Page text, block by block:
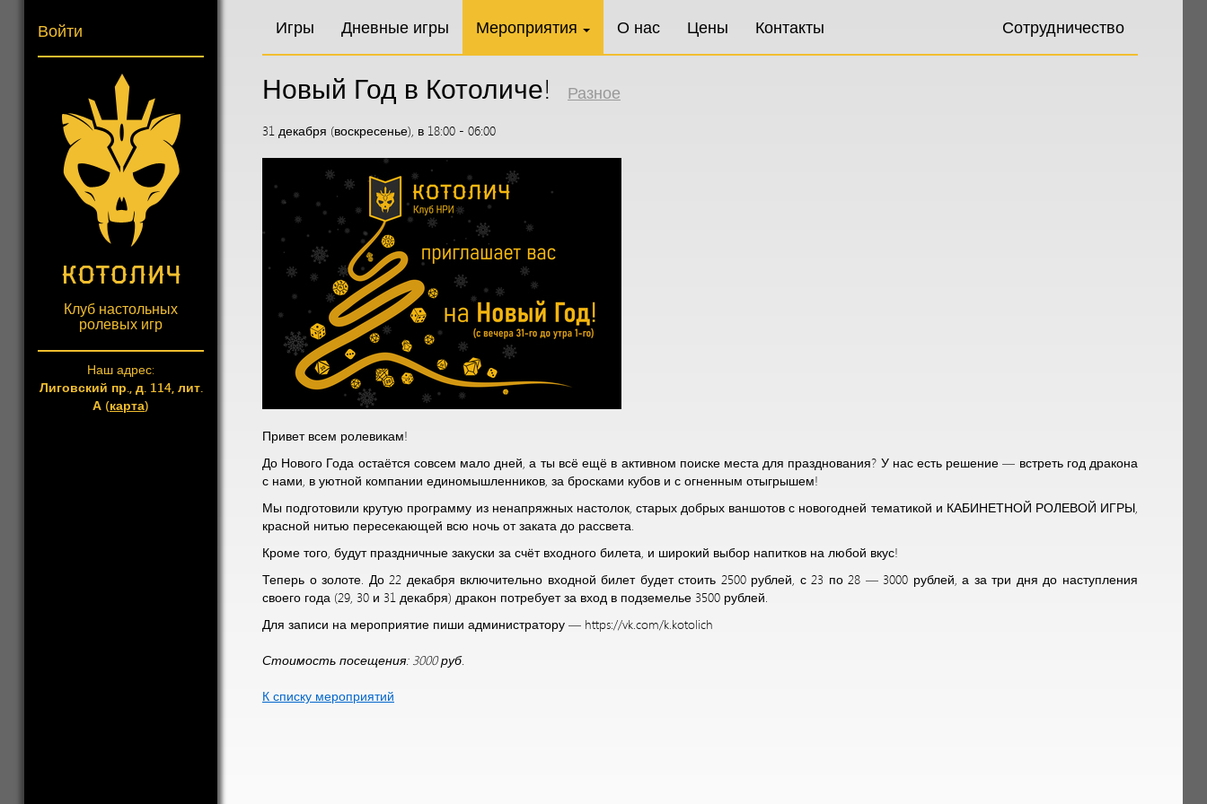
Войти
Клуб настольных
ролевых игр
Наш адрес:
Лиговский пр., д. 114, лит.
А (карта)
Игры Дневные игры Мероприятия О нас Цены Контакты Сотрудничество
Новый Год в Котоличе! Разное
31 декабря (воскресенье), в 18:00 - 06:00
Привет всем ролевикам!
До Нового Года остаётся совсем мало дней, а ты всё ещё в активном поиске места для празднования? У нас есть решение — встреть год дракона
с нами, в уютной компании единомышленников, за бросками кубов и с огненным отыгрышем!
Мы подготовили крутую программу из ненапряжных настолок, старых добрых ваншотов с новогодней тематикой и КАБИНЕТНОЙ РОЛЕВОЙ ИГРЫ,
красной нитью пересекающей всю ночь от заката до рассвета.
Кроме того, будут праздничные закуски за счёт входного билета, и широкий выбор напитков на любой вкус!
Теперь о золоте. До 22 декабря включительно входной билет будет стоить 2500 рублей, с 23 по 28 — 3000 рублей, а за три дня до наступления
своего года (29, 30 и 31 декабря) дракон потребует за вход в подземелье 3500 рублей.
Для записи на мероприятие пиши администратору — https://vk.com/k.kotolich
Стоимость посещения: 3000 руб.
К списку мероприятий